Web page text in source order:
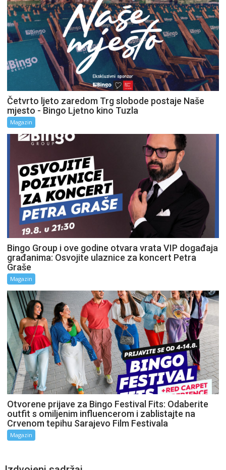
Četvrto ljeto zaredom Trg slobode postaje Naše
mjesto - Bingo Ljetno kino Tuzla
Magazin
Bingo Group i ove godine otvara vrata VIP događaja
građanima: Osvojite ulaznice za koncert Petra
Graše
Magazin
Otvorene prijave za Bingo Festival Fits: Odaberite
outfit s omiljenim influencerom i zablistajte na
Crvenom tepihu Sarajevo Film Festivala
Magazin